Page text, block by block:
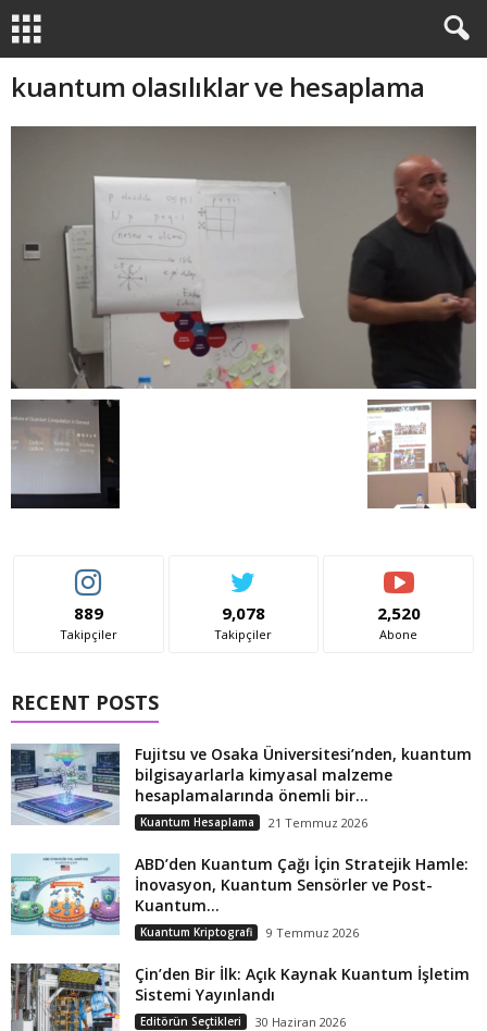
kuantum olasılıklar ve hesaplama
889
Takipçiler
9,078
Takipçiler
2,520
Abone
RECENT POSTS
Fujitsu ve Osaka Üniversitesi’nden, kuantum
bilgisayarlarla kimyasal malzeme
hesaplamalarında önemli bir...
Kuantum Hesaplama 21 Temmuz 2026
ABD’den Kuantum Çağı İçin Stratejik Hamle:
İnovasyon, Kuantum Sensörler ve Post-
Kuantum...
Kuantum Kriptografi 9 Temmuz 2026
Çin’den Bir İlk: Açık Kaynak Kuantum İşletim
Sistemi Yayınlandı
Editörün Seçtikleri 30 Haziran 2026